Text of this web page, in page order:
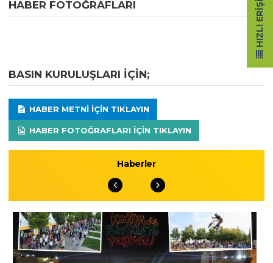
HABER FOTOĞRAFLARI
BASIN KURULUŞLARI IÇIN;
HABER METNI IÇIN TIKLAYIN
HABER FOTOĞRAFLARI IÇIN TIKLAYIN
Haberler
HIZLI ERIŞIM